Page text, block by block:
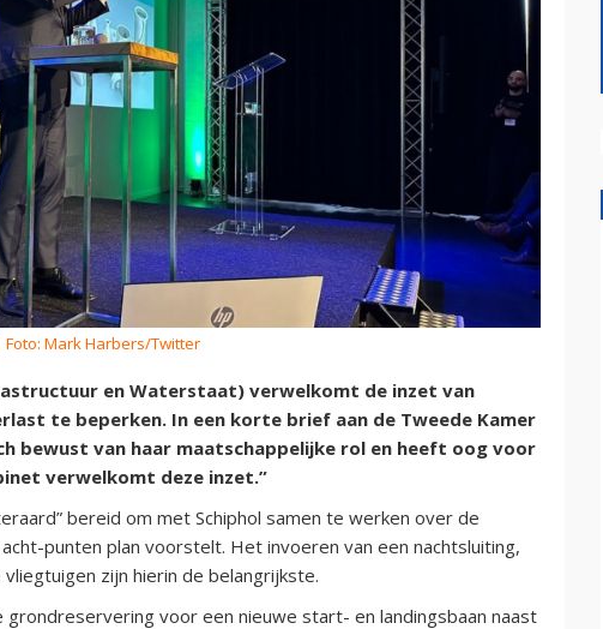
Foto: Mark Harbers/Twitter
en Waterstaat) verwelkomt de inzet van
te beperken. In een korte brief aan de Tweede Kamer
bewust van haar maatschappelijke rol en heeft oog voor
verwelkomt deze inzet.”
bereid om met Schiphol samen te werken over de
punten plan voorstelt. Het invoeren van een nachtsluiting,
zijn hierin de belangrijkste.
voor een nieuwe start- en landingsbaan naast